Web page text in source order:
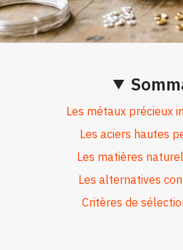
Les métaux précieux
Les aciers hautes
Les matières
Les alternatives
Critères de